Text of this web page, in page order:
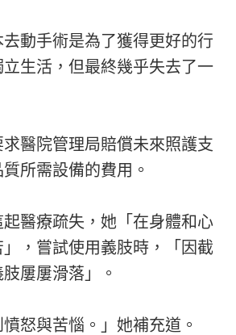
動手術是為了獲得更好的行
生活，但最終幾乎失去了一
醫院管理局賠償未來照護支
所需設備的費用。
醫療疏失，她「在身體和心
，嘗試使用義肢時，「因截
屢屢滑落」。
憤怒與苦惱。」她補充道。